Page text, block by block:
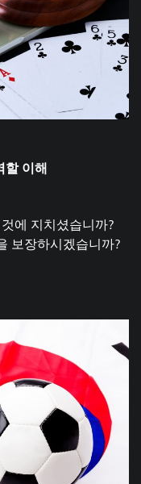
할 이해
에 지치셨습니까?
보장하시겠습니까?